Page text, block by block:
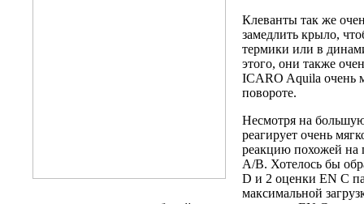
Клеванты так же
замедлить крыло,
термики или в
этого, они также
ICARO Aquila очень
повороте.
Несмотря на
реагирует очень
реакцию похожей на
A/B. Хотелось бы
D и 2 оценки EN C
максимальной